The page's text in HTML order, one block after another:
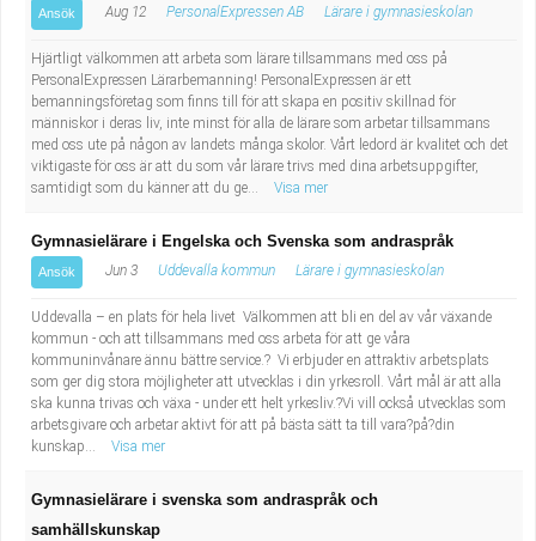
Ansök Aug 12 PersonalExpressen AB Lärare i gymnasieskolan
Hjärtligt välkommen att arbeta som lärare tillsammans med oss på
PersonalExpressen Lärarbemanning! PersonalExpressen är ett
bemanningsföretag som finns till för att skapa en positiv skillnad för
människor i deras liv, inte minst för alla de lärare som arbetar tillsammans
med oss ute på någon av landets många skolor. Vårt ledord är kvalitet och det
viktigaste för oss är att du som vår lärare trivs med dina arbetsuppgifter,
samtidigt som du känner att du ge...
Visa mer
Gymnasielärare i Engelska och Svenska som andraspråk
Ansök Jun 3 Uddevalla kommun Lärare i gymnasieskolan
Uddevalla – en plats för hela livet Välkommen att bli en del av vår växande
kommun - och att tillsammans med oss arbeta för att ge våra
kommuninvånare ännu bättre service.? Vi erbjuder en attraktiv arbetsplats
som ger dig stora möjligheter att utvecklas i din yrkesroll. Vårt mål är att alla
ska kunna trivas och växa - under ett helt yrkesliv.?Vi vill också utvecklas som
arbetsgivare och arbetar aktivt för att på bästa sätt ta till vara?på?din
kunskap...
Visa mer
Gymnasielärare i svenska som andraspråk och
samhällskunskap